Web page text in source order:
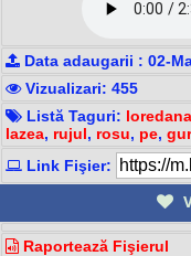
Data adaugarii : 02-
Vizualizari: 455
Listă Taguri: loredana
lazea, rujul, rosu, pe,
Link Fişier:
Raportează Fişierul